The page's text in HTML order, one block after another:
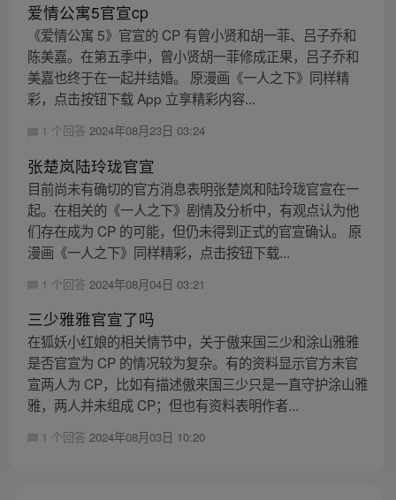
爱情公寓5官宣cp
《爱情公寓 5》官宣的 CP 有曾小贤和胡一菲、吕子乔和
陈美嘉。在第五季中，曾小贤胡一菲修成正果，吕子乔和
美嘉也终于在一起并结婚。 原漫画《一人之下》同样精
彩，点击按钮下载 App 立享精彩内容...
1 个回答 2024年08月23日 03:24
张楚岚陆玲珑官宣
目前尚未有确切的官方消息表明张楚岚和陆玲珑官宣在一
起。在相关的《一人之下》剧情及分析中，有观点认为他
们存在成为 CP 的可能，但仍未得到正式的官宣确认。 原
漫画《一人之下》同样精彩，点击按钮下载...
1 个回答 2024年08月04日 03:21
三少雅雅官宣了吗
在狐妖小红娘的相关情节中，关于傲来国三少和涂山雅雅
是否官宣为 CP 的情况较为复杂。有的资料显示官方未官
宣两人为 CP，比如有描述傲来国三少只是一直守护涂山雅
雅，两人并未组成 CP；但也有资料表明作者...
1 个回答 2024年08月03日 10:20